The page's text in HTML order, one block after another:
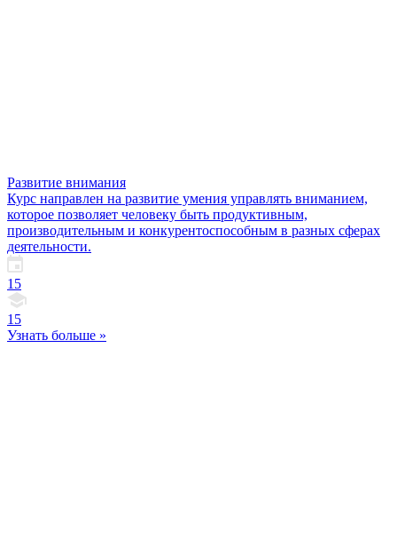
Развитие внимания
Курс направлен на развитие умения управлять вниманием,
которое позволяет человеку быть продуктивным,
производительным и конкурентоспособным в разных сферах
деятельности.
15
15
Узнать больше »